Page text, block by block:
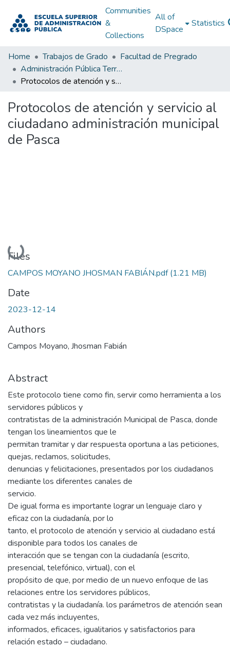
Communities
&
Collections
All of
DSpace
Statistics
Home Trabajos de Grado
Facultad de Pregrado
Administración Pública Territorial (APT)
Protocolos de atención y servicio al ciudadano administración municipal de Pasca
Protocolos de atención y servicio al
ciudadano administración municipal
de Pasca
Loading...
Files
CAMPOS MOYANO JHOSMAN FABIÁN.pdf(1.21 MB)
Date
2023-12-14
Authors
Campos Moyano, Jhosman Fabián
Abstract
Este protocolo tiene como fin, servir como herramienta a los
servidores públicos y
contratistas de la administración Municipal de Pasca, donde
tengan los lineamientos que le
permitan tramitar y dar respuesta oportuna a las peticiones,
quejas, reclamos, solicitudes,
denuncias y felicitaciones, presentados por los ciudadanos
mediante los diferentes canales de
servicio.
De igual forma es importante lograr un lenguaje claro y
eficaz con la ciudadanía, por lo
tanto, el protocolo de atención y servicio al ciudadano está
disponible para todos los canales de
interacción que se tengan con la ciudadanía (escrito,
presencial, telefónico, virtual), con el
propósito de que, por medio de un nuevo enfoque de las
relaciones entre los servidores públicos,
contratistas y la ciudadanía. los parámetros de atención sean
cada vez más incluyentes,
informados, eficaces, igualitarios y satisfactorios para
relación estado – ciudadano.